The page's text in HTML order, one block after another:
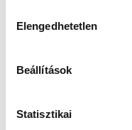
Elengedhetetlen
Beállítások
Statisztikai